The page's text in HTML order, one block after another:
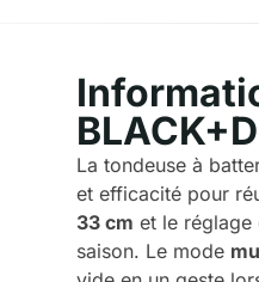
La tondeuse à
et efficacité pour
33 cm et le réglage
saison. Le mode